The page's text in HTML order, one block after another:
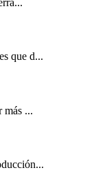
que d...
más ...